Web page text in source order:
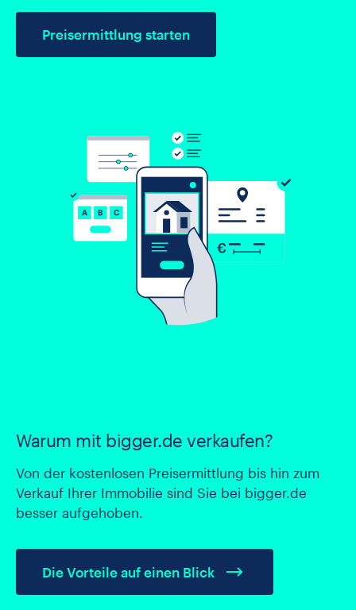
Preisermittlung starten
Warum mit bigger.de verkaufen?
Von der kostenlosen Preisermittlung bis hin zum
Verkauf Ihrer Immobilie sind Sie bei bigger.de
besser aufgehoben.
Die Vorteile auf einen Blick